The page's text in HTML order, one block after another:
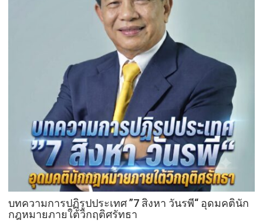
กอง
ขยะ
เป็นก
บุญ
บทความการปฏิรูปประเทศ ”7 สิงหา วันรพี“ อุดมคตินัก
กฎหมายภายใต้วิกฤติศรัทธา